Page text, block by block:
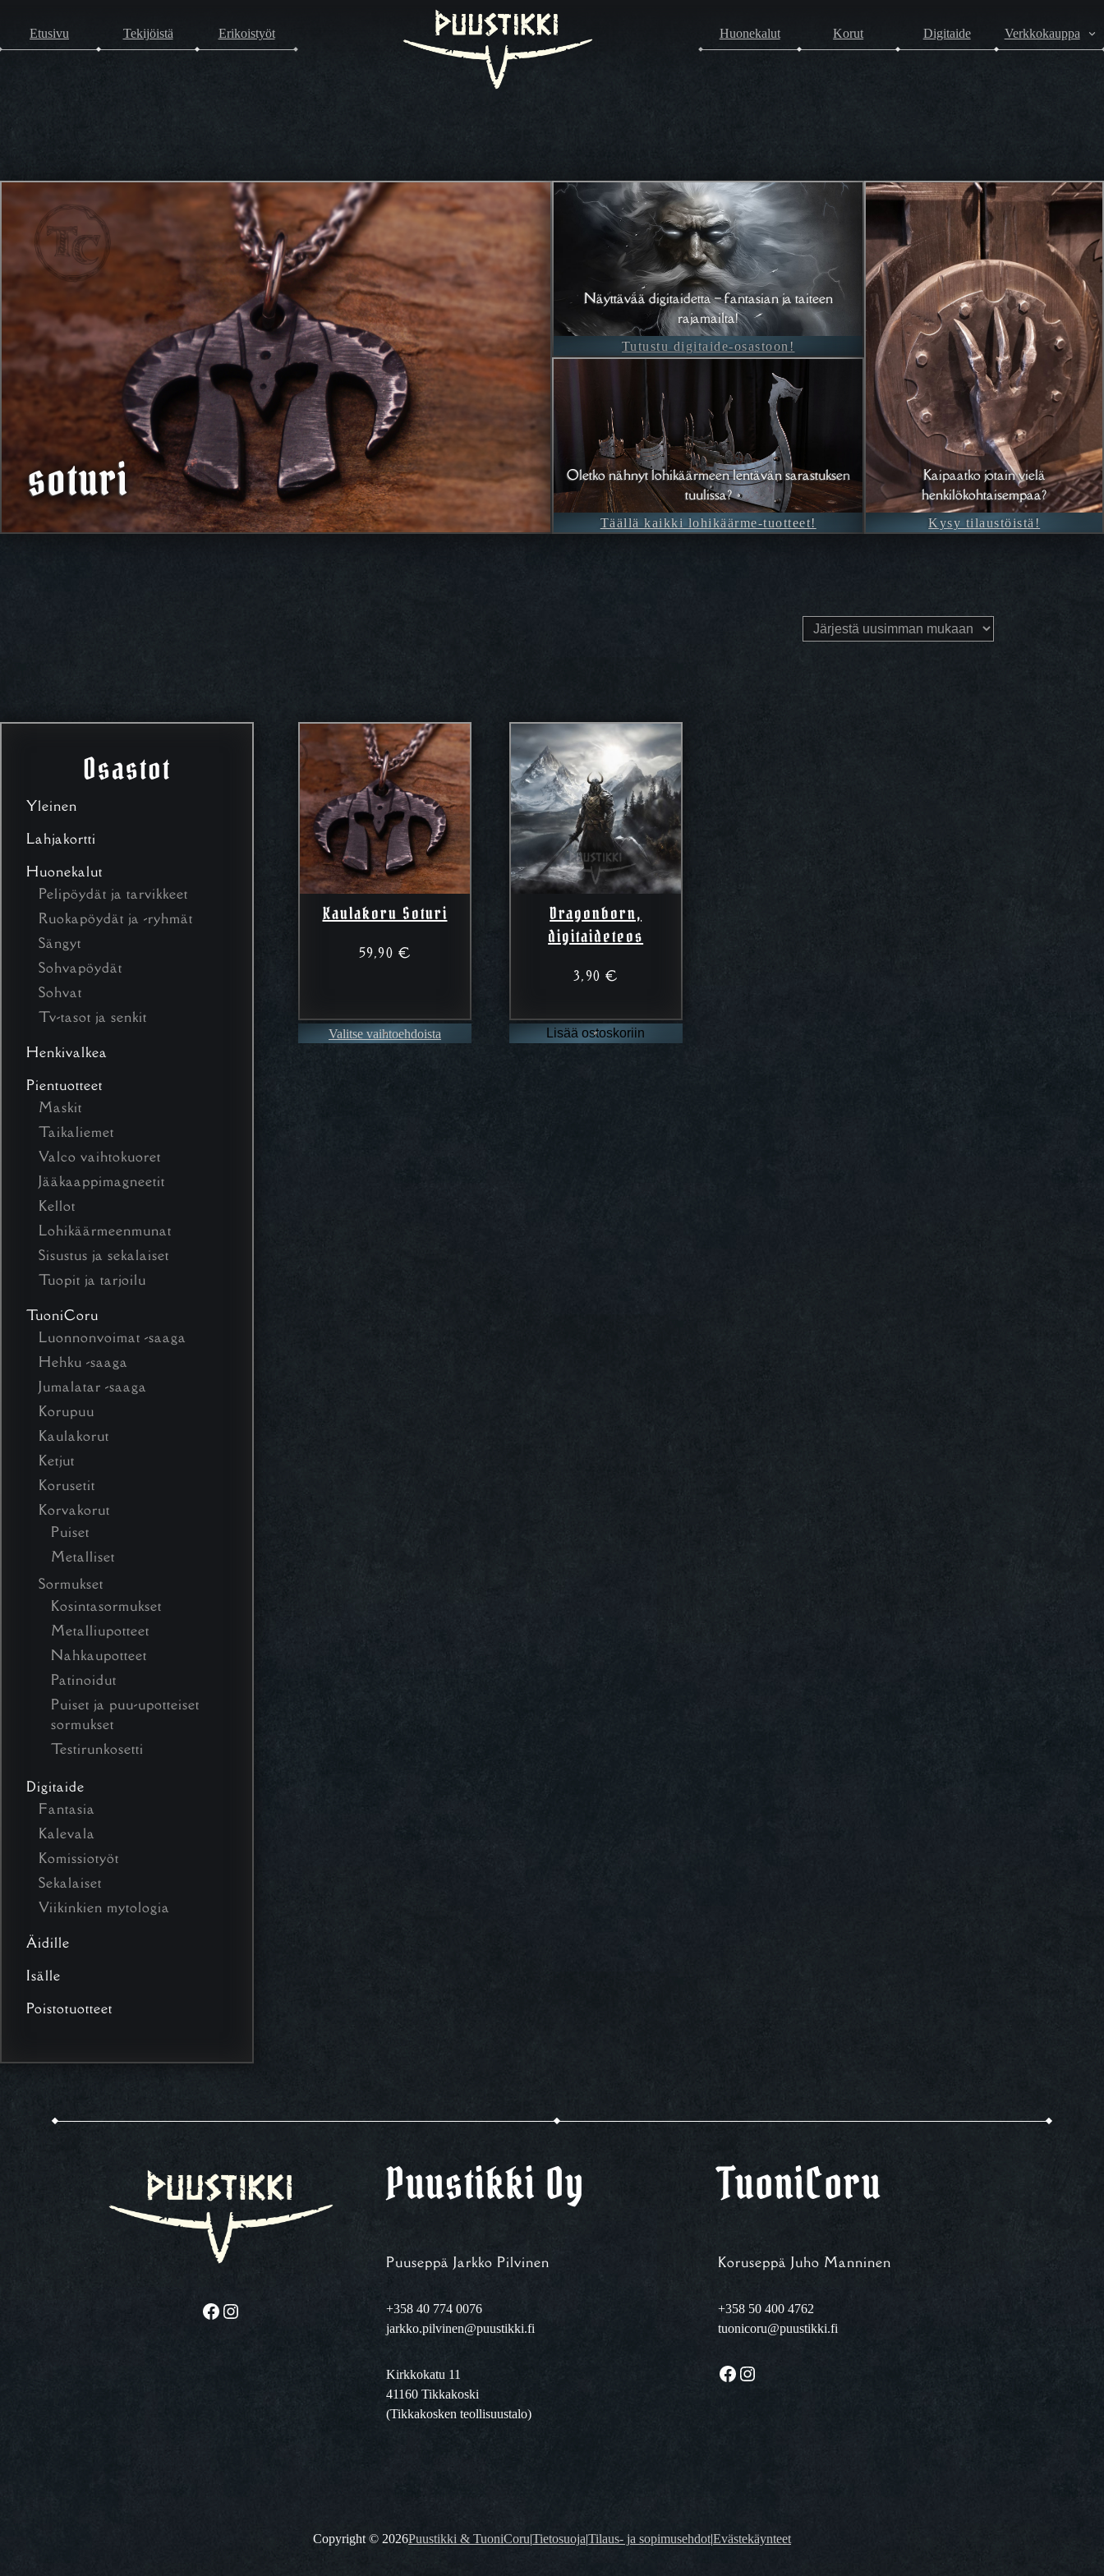
Etusivu Tekijöistä Erikoistyöt Huonekalut Korut Digitaide Verkkokauppa
soturi
Näyttävää digitaidetta – fantasian ja taiteen
rajamailta!
Tutustu digitaide-osastoon!
Oletko nähnyt lohikäärmeen lentävän sarastuksen
tuulissa?
Täällä kaikki lohikäärme-tuotteet!
Kaipaatko jotain vielä
henkilökohtaisempaa?
Kysy tilaustöistä!
Osastot
Yleinen
Lahjakortti
Huonekalut
Pelipöydät ja tarvikkeet
Ruokapöydät ja -ryhmät
Sängyt
Sohvapöydät
Sohvat
Tv-tasot ja senkit
Henkivalkea
Pientuotteet
Maskit
Taikaliemet
Valco vaihtokuoret
Jääkaappimagneetit
Kellot
Lohikäärmeenmunat
Sisustus ja sekalaiset
Tuopit ja tarjoilu
TuoniCoru
Luonnonvoimat -saaga
Hehku -saaga
Jumalatar -saaga
Korupuu
Kaulakorut
Ketjut
Korusetit
Korvakorut
Puiset
Metalliset
Sormukset
Kosintasormukset
Metalliupotteet
Nahkaupotteet
Patinoidut
Puiset ja puu-upotteiset
sormukset
Testirunkosetti
Digitaide
Fantasia
Kalevala
Komissiotyöt
Sekalaiset
Viikinkien mytologia
Äidille
Isälle
Poistotuotteet
Kaulakoru Soturi
59,90 €
Valitse vaihtoehdoista
Dragonborn,
digitaideteos
3,90€
Lisää ostoskoriin
Facebook Instagram
Puustikki Oy
Puuseppä Jarkko Pilvinen
+358 40 774 0076
jarkko.pilvinen@puustikki.fi
Kirkkokatu 11
41160 Tikkakoski
(Tikkakosken teollisuustalo)
TuoniCoru
Koruseppä Juho Manninen
+358 50 400 4762
tuonicoru@puustikki.fi
Facebook Instagram
Copyright © 2026Puustikki & TuoniCoru|Tietosuoja|Tilaus- ja sopimusehdot|Evästekäynteet